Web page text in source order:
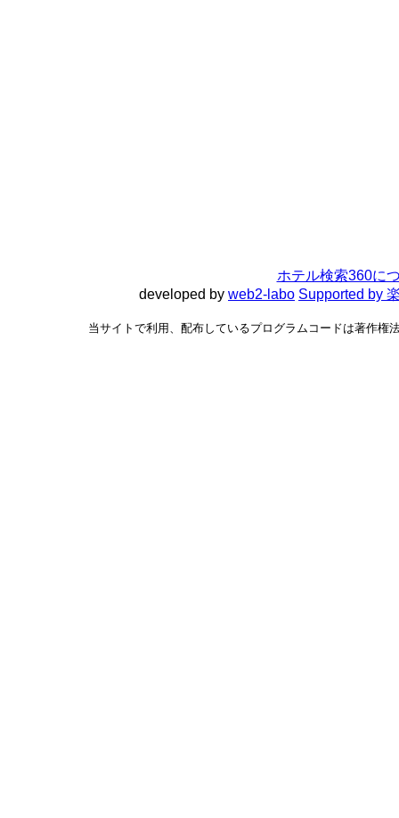
ホテル検索360に
developed by web2-labo Supported by
当サイトで利用、配布しているプログラムコードは著作